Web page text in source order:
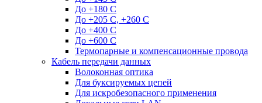
До +180 C
До +205 С, +260 С
До +400 C
До +600 С
Термопарные и компенсационные провода
Кабель передачи данных
Волоконная оптика
Для буксируемых цепей
Для искробезопасного применения